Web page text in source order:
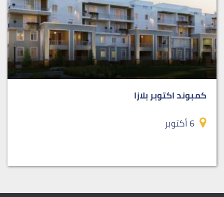
كمبوند اكتوبر بلازا
6 أكتوبر